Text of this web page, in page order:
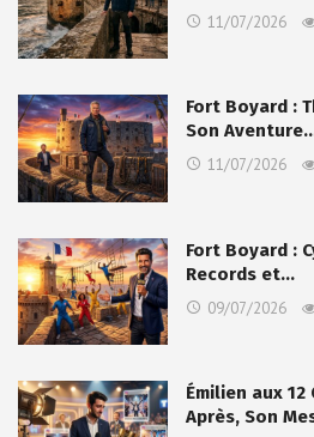
11/07/2026
Fort Boyard :
Son
11/07/2026
Fort Boyard :
Records et…
09/07/2026
Émilien aux 12
Après, Son